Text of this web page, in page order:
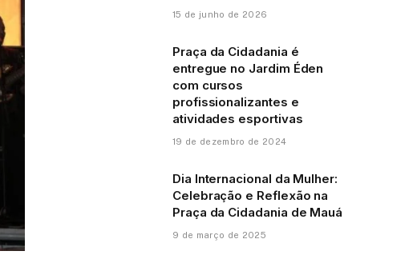
15 de junho de 2026
Praça da Cidadania é
entregue no Jardim Éden
com cursos
profissionalizantes e
atividades esportivas
19 de dezembro de 2024
Dia Internacional da Mulher:
Celebração e Reflexão na
Praça da Cidadania de Mauá
9 de março de 2025